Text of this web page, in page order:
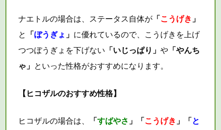
ナエトルの場合は、ステータス自体が 「こうげき 」
と 「ぼうぎょ 」 に優れているので、こうげきを上げ
つつぼうぎょを下げない 「いじっぱり」や 「やんち
ゃ」 といった性格がおすすめになります。
【ヒコザルのおすすめ性格】
ヒコザルの場合は、 「すばやさ 」「こうげき 」「と